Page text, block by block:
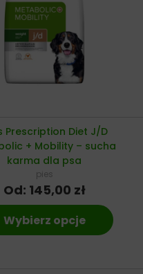
Prescription Diet J/D
+ Mobility – sucha
karma dla psa
pies
Od: 145,00 zł
Wybierz opcje